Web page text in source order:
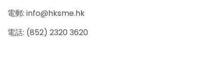
電郵: info@hksme.hk
電話: (852) 2320 3620